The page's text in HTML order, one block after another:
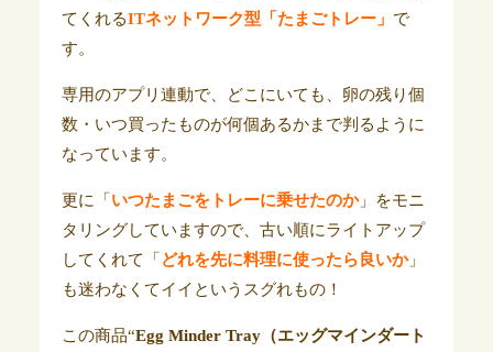
てくれるITネットワーク型「たまごトレー」 で
す。
専用のアプリ連動で、どこにいても、卵の残り個
数・いつ買ったものが何個あるかまで判るように
なっています。
更に「 いつたまごをトレーに乗せたのか」をモニ
タリングしていますので、古い順にライトアップ
してくれて「 どれを先に料理に使ったら良いか」
も迷わなくてイイというスグれもの！
この商品“Egg Minder Tray（エッグマインダート